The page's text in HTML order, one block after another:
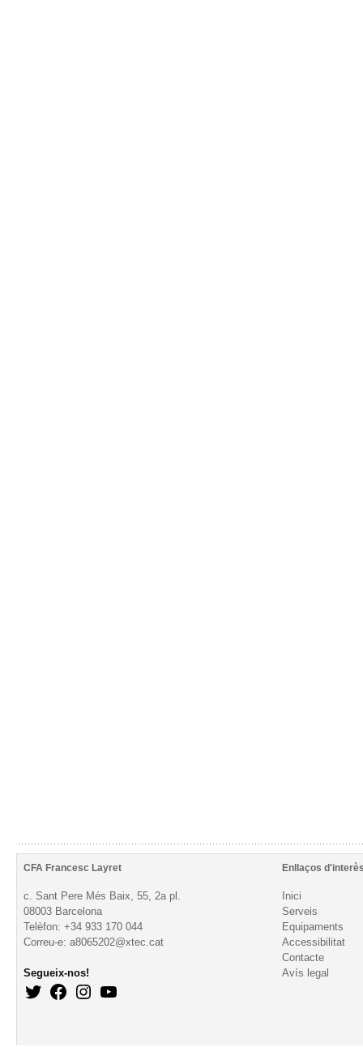
CFA Francesc Layret Enllaços
c. Sant Pere Més Baix, 55, 2a pl.
08003 Barcelona
Telèfon: +34 933 170 044
Correu-e: a8065202@xtec.cat
Segueix-nos!
Inici
Serveis
Equipaments
Accessibilitat
Contacte
Avís legal